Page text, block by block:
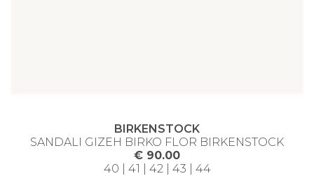
BIRKENSTOCK
SANDALI GIZEH BIRKO FLOR BIRKENSTOCK
€ 90.00
40 | 41 | 42 | 43 | 44